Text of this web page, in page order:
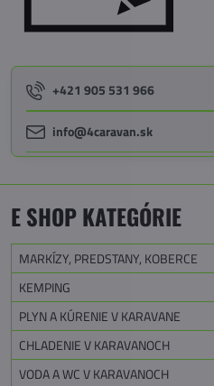
+421 905 531 966
info@4caravan.sk
E SHOP KATEGÓRIE
MARKÍZY, PREDSTANY, KOBERCE
KEMPING
PLYN A KÚRENIE V KARAVANE
CHLADENIE V KARAVANOCH
VODA A WC V KARAVANOCH